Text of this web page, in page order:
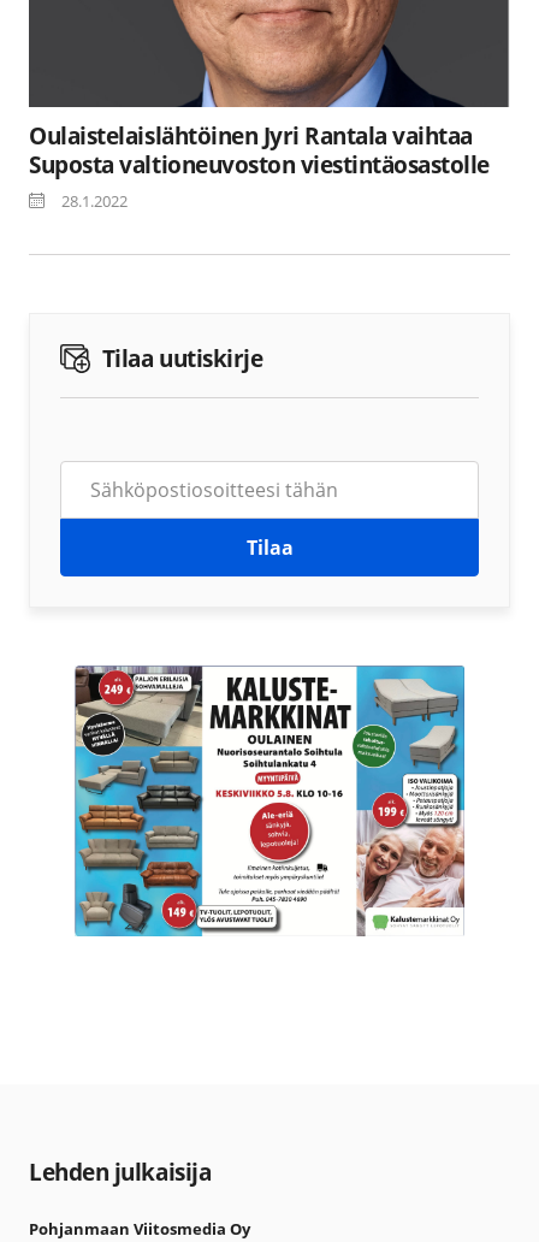
Oulaistelaislähtöinen Jyri Rantala vaihtaa
Suposta valtioneuvoston viestintäosastolle
28.1.2022
Tilaa uutiskirje
Tilaa
Lehden julkaisija
Pohjanmaan Viitosmedia Oy